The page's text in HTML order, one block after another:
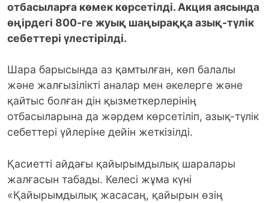
отбасыларға көмек көрсетілді. Акция аясында
өңірдегі 800-ге жуық шаңыраққа азық-түлік
себеттері үлестірілді.
Шара барысында аз қамтылған, көп балалы
және жалғызілікті аналар мен әкелерге және
қайтыс болған дін қызметкерлерінің
отбасыларына да жәрдем көрсетіліп, азық-түлік
себеттері үйлеріне дейін жеткізілді.
Қасиетті айдағы қайырымдылық шаралары
жалғасын табады. Келесі жұма күні
«Қайырымдылық жасасаң, қайырын өзің